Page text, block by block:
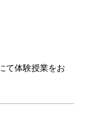
て体験授業をお